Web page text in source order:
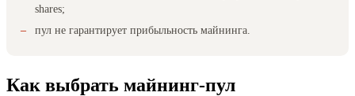
shares;
пул не гарантирует прибыльность майнинга.
Как выбрать майнинг-пул